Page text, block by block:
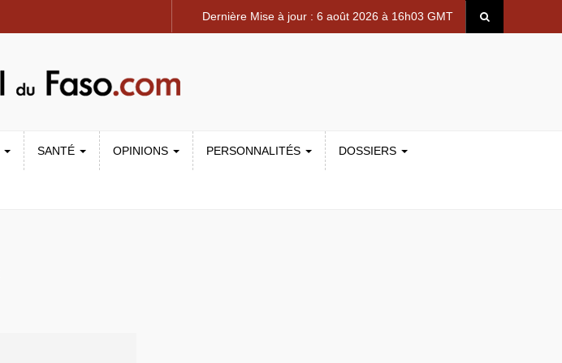
Dernière Mise à jour : 6 août 2026 à 16h03 GMT
SANTÉ OPINIONS PERSONNALITÉS DOSSIERS